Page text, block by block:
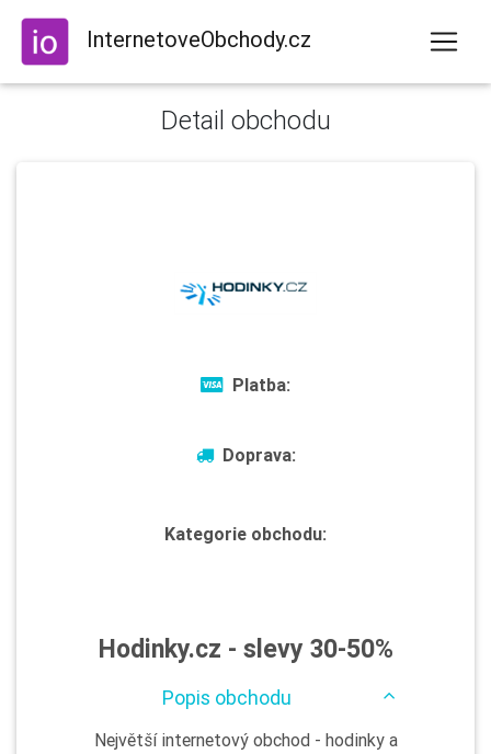
InternetoveObchody.cz
Detail obchodu
Platba:
Doprava:
Kategorie obchodu:
Hodinky.cz - slevy 30-50%
Popis obchodu
Největší internetový obchod - hodinky a